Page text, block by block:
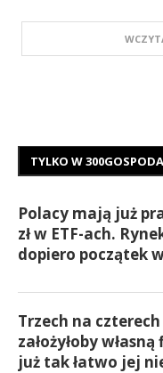
TYLKO W
Polacy mają już
zł w ETF-ach.
dopiero początek
Trzech na
założyłoby
już tak łatwo jej